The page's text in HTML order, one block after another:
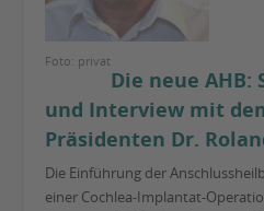
Foto: privat
Die neue
und Interview mit
Präsidenten Dr.
Die Einführung der
einer Cochlea-Implantat-